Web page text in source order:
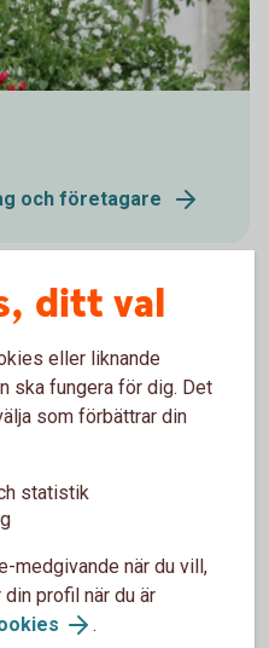
och företagare
ditt val
eller liknande
ska fungera för dig. Det
som förbättrar din
statistik
medgivande när du vill,
profil när du är
.